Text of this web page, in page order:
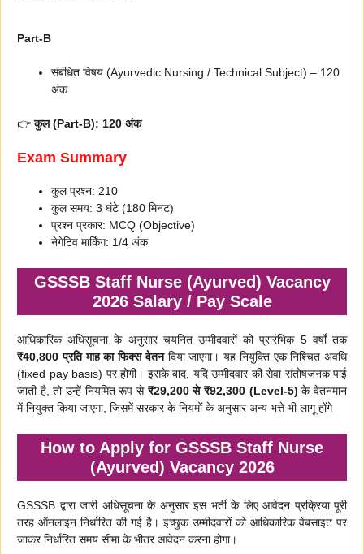
Part-B
संबंधित विषय (Ayurvedic Nursing / Technical Subject) – 120
अंक
👉कुल (Part-B): 120 अंक
Exam Summary
कुल प्रश्न: 210
कुल समय: 3 घंटे (180 मिनट)
प्रश्न प्रकार: MCQ (Objective)
नेगेटिव मार्किंग: 1/4 अंक
GSSSB Staff Nurse (Ayurved) Vacancy
2026 Salary / Pay Scale
आधिकारिक अधिसूचना के अनुसार चयनित उम्मीदवारों को प्रारंभिक 5 वर्षों तक
₹40,800 प्रति माह का फिक्स वेतनदिया जाएगा। यह नियुक्ति एक निश्चित अवधि
(fixed pay basis) पर होगी। इसके बाद, यदि उम्मीदवार की सेवा संतोषजनक पाई
जाती है, तो उन्हें नियमित रूप से ₹29,200 से ₹92,300 (Level-5) के वेतनमान
में नियुक्त किया जाएगा, जिसमें सरकार के नियमों के अनुसार अन्य भत्ते भी लागू होंगे
How to Apply for GSSSB Staff Nurse
(Ayurved) Vacancy 2026
GSSSB द्वारा जारी अधिसूचना के अनुसार इस भर्ती के लिए आवेदन प्रक्रिया पूरी
तरह ऑनलाइन निर्धारित की गई है। इच्छुक उम्मीदवारों को आधिकारिक वेबसाइट पर
जाकर निर्धारित समय सीमा के भीतर आवेदन करना होगा।